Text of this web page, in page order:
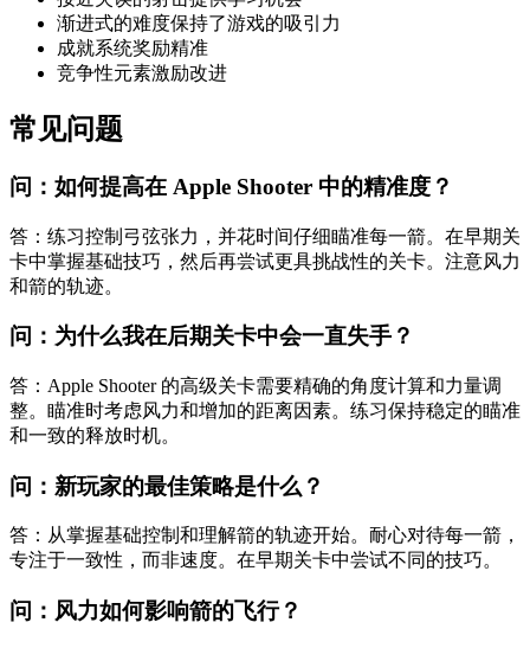
渐进式的难度保持了游戏的吸引力
成就系统奖励精准
竞争性元素激励改进
常见问题
问：如何提高在 Apple Shooter 中的精准度？
答：练习控制弓弦张力，并花时间仔细瞄准每一箭。在早期关
卡中掌握基础技巧，然后再尝试更具挑战性的关卡。注意风力
和箭的轨迹。
问：为什么我在后期关卡中会一直失手？
答：Apple Shooter 的高级关卡需要精确的角度计算和力量调
整。瞄准时考虑风力和增加的距离因素。练习保持稳定的瞄准
和一致的释放时机。
问：新玩家的最佳策略是什么？
答：从掌握基础控制和理解箭的轨迹开始。耐心对待每一箭，
专注于一致性，而非速度。在早期关卡中尝试不同的技巧。
问：风力如何影响箭的飞行？